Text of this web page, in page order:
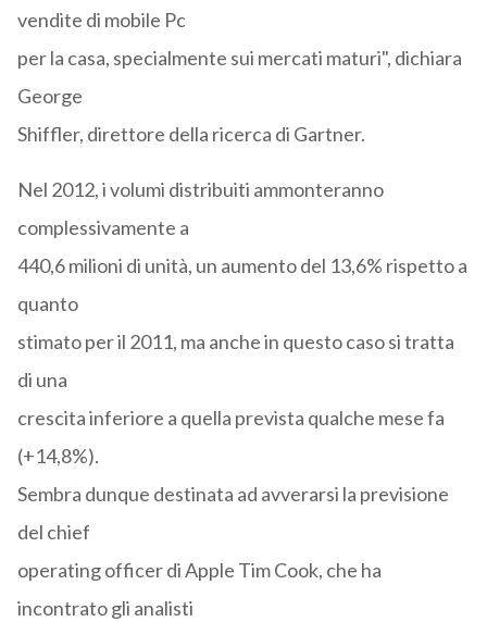
vendite di mobile Pc
per la casa, specialmente sui mercati maturi", dichiara
George
Shiffler, direttore della ricerca di Gartner.
Nel 2012, i volumi distribuiti ammonteranno
complessivamente a
440,6 milioni di unità, un aumento del 13,6% rispetto a
quanto
stimato per il 2011, ma anche in questo caso si tratta
di una
crescita inferiore a quella prevista qualche mese fa
(+14,8%).
Sembra dunque destinata ad avverarsi la previsione
del chief
operating officer di Apple Tim Cook, che ha
incontrato gli analisti